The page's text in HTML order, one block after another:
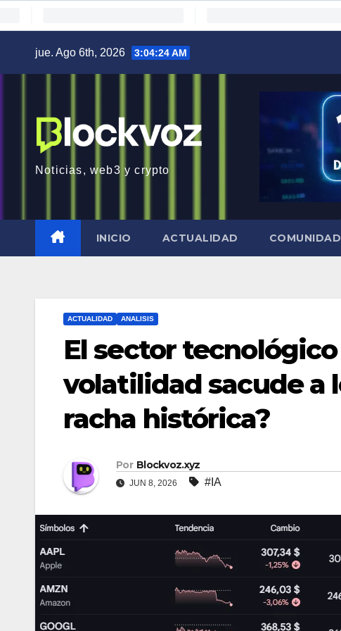
jue. Ago 6th, 2026 3:04:25 AM
Noticias, web3 y crypto
INICIO ACTUALIDAD COMUNIDAD
ACTUALIDAD ANALISIS
El sector
volatilidad sacude a
racha histórica?
Por Blockvoz.xyz
JUN 8, 2026 #IA